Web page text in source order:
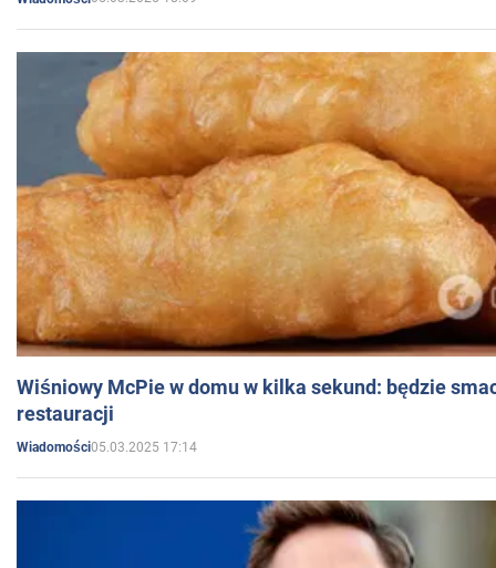
Wiśniowy McPie w domu w kilka sekund: będzie
restauracji
Wiadomości05.03.2025 17:14